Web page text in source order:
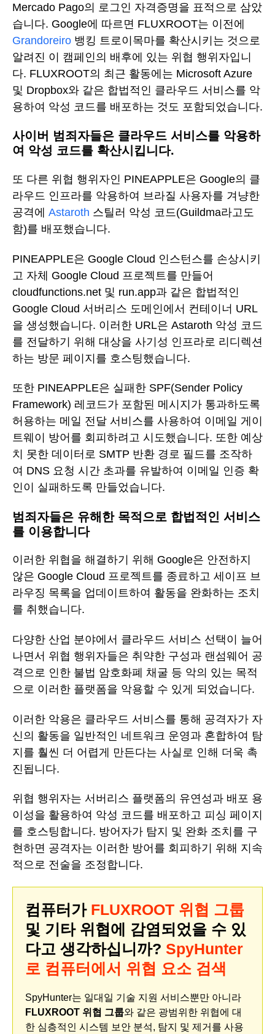
Mercado Pago의 로그인 자격증명을 표적으로 삼았
습니다. Google에 따르면 FLUXROOT는 이전에
Grandoreiro 뱅킹 트로이목마를 확산시키는 것으로
알려진 이 캠페인의 배후에 있는 위협 행위자입니
다. FLUXROOT의 최근 활동에는 Microsoft Azure
및 Dropbox와 같은 합법적인 클라우드 서비스를 악
용하여 악성 코드를 배포하는 것도 포함되었습니다.
사이버 범죄자들은 클라우드 서비스를 악용하
여 악성 코드를 확산시킵니다.
또 다른 위협 행위자인 PINEAPPLE은 Google의 클
라우드 인프라를 악용하여 브라질 사용자를 겨냥한
공격에 Astaroth 스틸러 악성 코드(Guildma라고도
함)를 배포했습니다.
PINEAPPLE은 Google Cloud 인스턴스를 손상시키
고 자체 Google Cloud 프로젝트를 만들어
cloudfunctions.net 및 run.app과 같은 합법적인
Google Cloud 서버리스 도메인에서 컨테이너 URL
을 생성했습니다. 이러한 URL은 Astaroth 악성 코드
를 전달하기 위해 대상을 사기성 인프라로 리디렉션
하는 방문 페이지를 호스팅했습니다.
또한 PINEAPPLE은 실패한 SPF(Sender Policy
Framework) 레코드가 포함된 메시지가 통과하도록
허용하는 메일 전달 서비스를 사용하여 이메일 게이
트웨이 방어를 회피하려고 시도했습니다. 또한 예상
치 못한 데이터로 SMTP 반환 경로 필드를 조작하
여 DNS 요청 시간 초과를 유발하여 이메일 인증 확
인이 실패하도록 만들었습니다.
범죄자들은 유해한 목적으로 합법적인 서비스
를 이용합니다
이러한 위협을 해결하기 위해 Google은 안전하지
않은 Google Cloud 프로젝트를 종료하고 세이프 브
라우징 목록을 업데이트하여 활동을 완화하는 조치
를 취했습니다.
다양한 산업 분야에서 클라우드 서비스 선택이 늘어
나면서 위협 행위자들은 취약한 구성과 랜섬웨어 공
격으로 인한 불법 암호화폐 채굴 등 악의 있는 목적
으로 이러한 플랫폼을 악용할 수 있게 되었습니다.
이러한 악용은 클라우드 서비스를 통해 공격자가 자
신의 활동을 일반적인 네트워크 운영과 혼합하여 탐
지를 훨씬 더 어렵게 만든다는 사실로 인해 더욱 촉
진됩니다.
위협 행위자는 서버리스 플랫폼의 유연성과 배포 용
이성을 활용하여 악성 코드를 배포하고 피싱 페이지
를 호스팅합니다. 방어자가 탐지 및 완화 조치를 구
현하면 공격자는 이러한 방어를 회피하기 위해 지속
적으로 전술을 조정합니다.
컴퓨터가 FLUXROOT 위협 그룹
및 기타 위협에 감염되었을 수 있
다고 생각하십니까? SpyHunter
로 컴퓨터에서 위협 요소 검색
SpyHunter는 일대일 기술 지원 서비스뿐만 아니라
FLUXROOT 위협 그룹와 같은 광범위한 위협에 대
한 심층적인 시스템 보안 분석, 탐지 및 제거를 사용